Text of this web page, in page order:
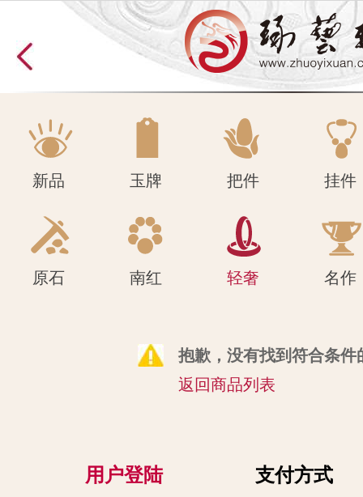
原石 南红 轻奢 名作
新品 玉牌 把件 挂件
原石 南红 轻奢 名作
抱歉，没有找到符合条件
返回商品列表
用户登陆
支付方式